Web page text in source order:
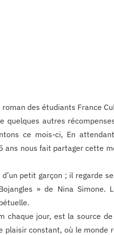
roman des étudiants France
quelques autres
ce mois-ci, En
ans nous fait partager cette
petit garçon ; il regarde
» de Nina Simone.
chaque jour, est la source
plaisir constant, où le monde